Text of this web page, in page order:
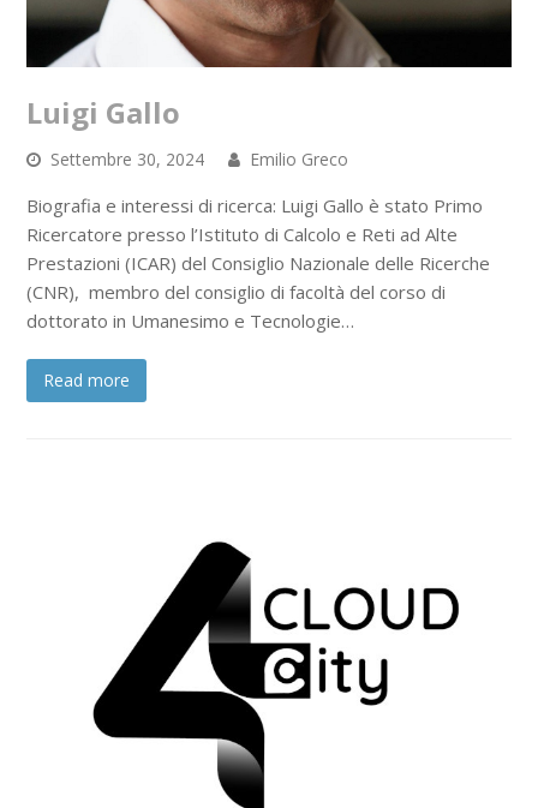
Luigi Gallo
Settembre 30, 2024 Emilio Greco
Biografia e interessi di ricerca: Luigi Gallo è stato Primo
Ricercatore presso l’Istituto di Calcolo e Reti ad Alte
Prestazioni (ICAR) del Consiglio Nazionale delle Ricerche
(CNR), membro del consiglio di facoltà del corso di
dottorato in Umanesimo e Tecnologie…
Read more